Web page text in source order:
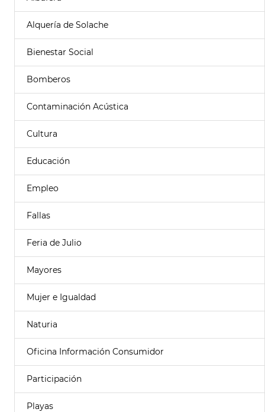
Alquería de Solache
Bienestar Social
Bomberos
Contaminación Acústica
Cultura
Educación
Empleo
Fallas
Feria de Julio
Mayores
Mujer e Igualdad
Naturia
Oficina Información Consumidor
Participación
Playas